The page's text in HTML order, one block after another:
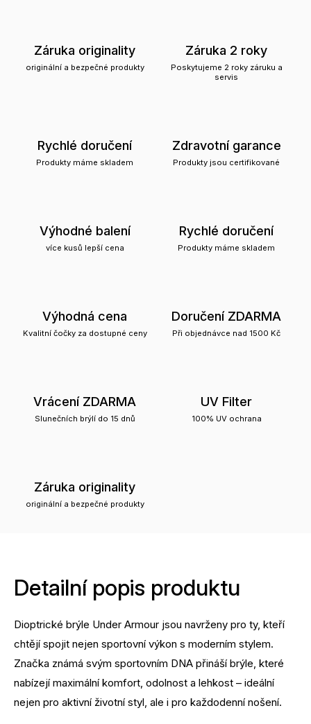
Záruka originality
originální a bezpečné produkty
Záruka 2 roky
Poskytujeme 2 roky záruku a
servis
Rychlé doručení
Produkty máme skladem
Zdravotní garance
Produkty jsou certifikované
Výhodné balení
více kusů lepší cena
Rychlé doručení
Produkty máme skladem
Výhodná cena
Kvalitní čočky za dostupné ceny
Doručení ZDARMA
Při objednávce nad 1500 Kč
Vrácení ZDARMA
Slunečních brýlí do 15 dnů
UV Filter
100% UV ochrana
Záruka originality
originální a bezpečné produkty
Detailní popis produktu
Dioptrické brýle Under Armour jsou navrženy pro ty, kteří
chtějí spojit nejen sportovní výkon s moderním stylem.
Značka známá svým sportovním DNA přináší brýle, které
nabízejí maximální komfort, odolnost a lehkost – ideální
nejen pro aktivní životní styl, ale i pro každodenní nošení.